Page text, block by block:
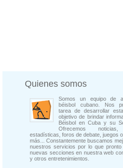
Quienes somos
Somos un equipo de
béisbol cubano. Nos
tarea de desarrollar
objetivo de brindar
Béisbol en Cuba y su
Ofrecemos noticias,
estadísticas, foros de debate, juegos
más... Constantemente buscamos
nuestros servicios por lo que pronto
nuevas secciones en nuestra web
y otros entretenimientos.